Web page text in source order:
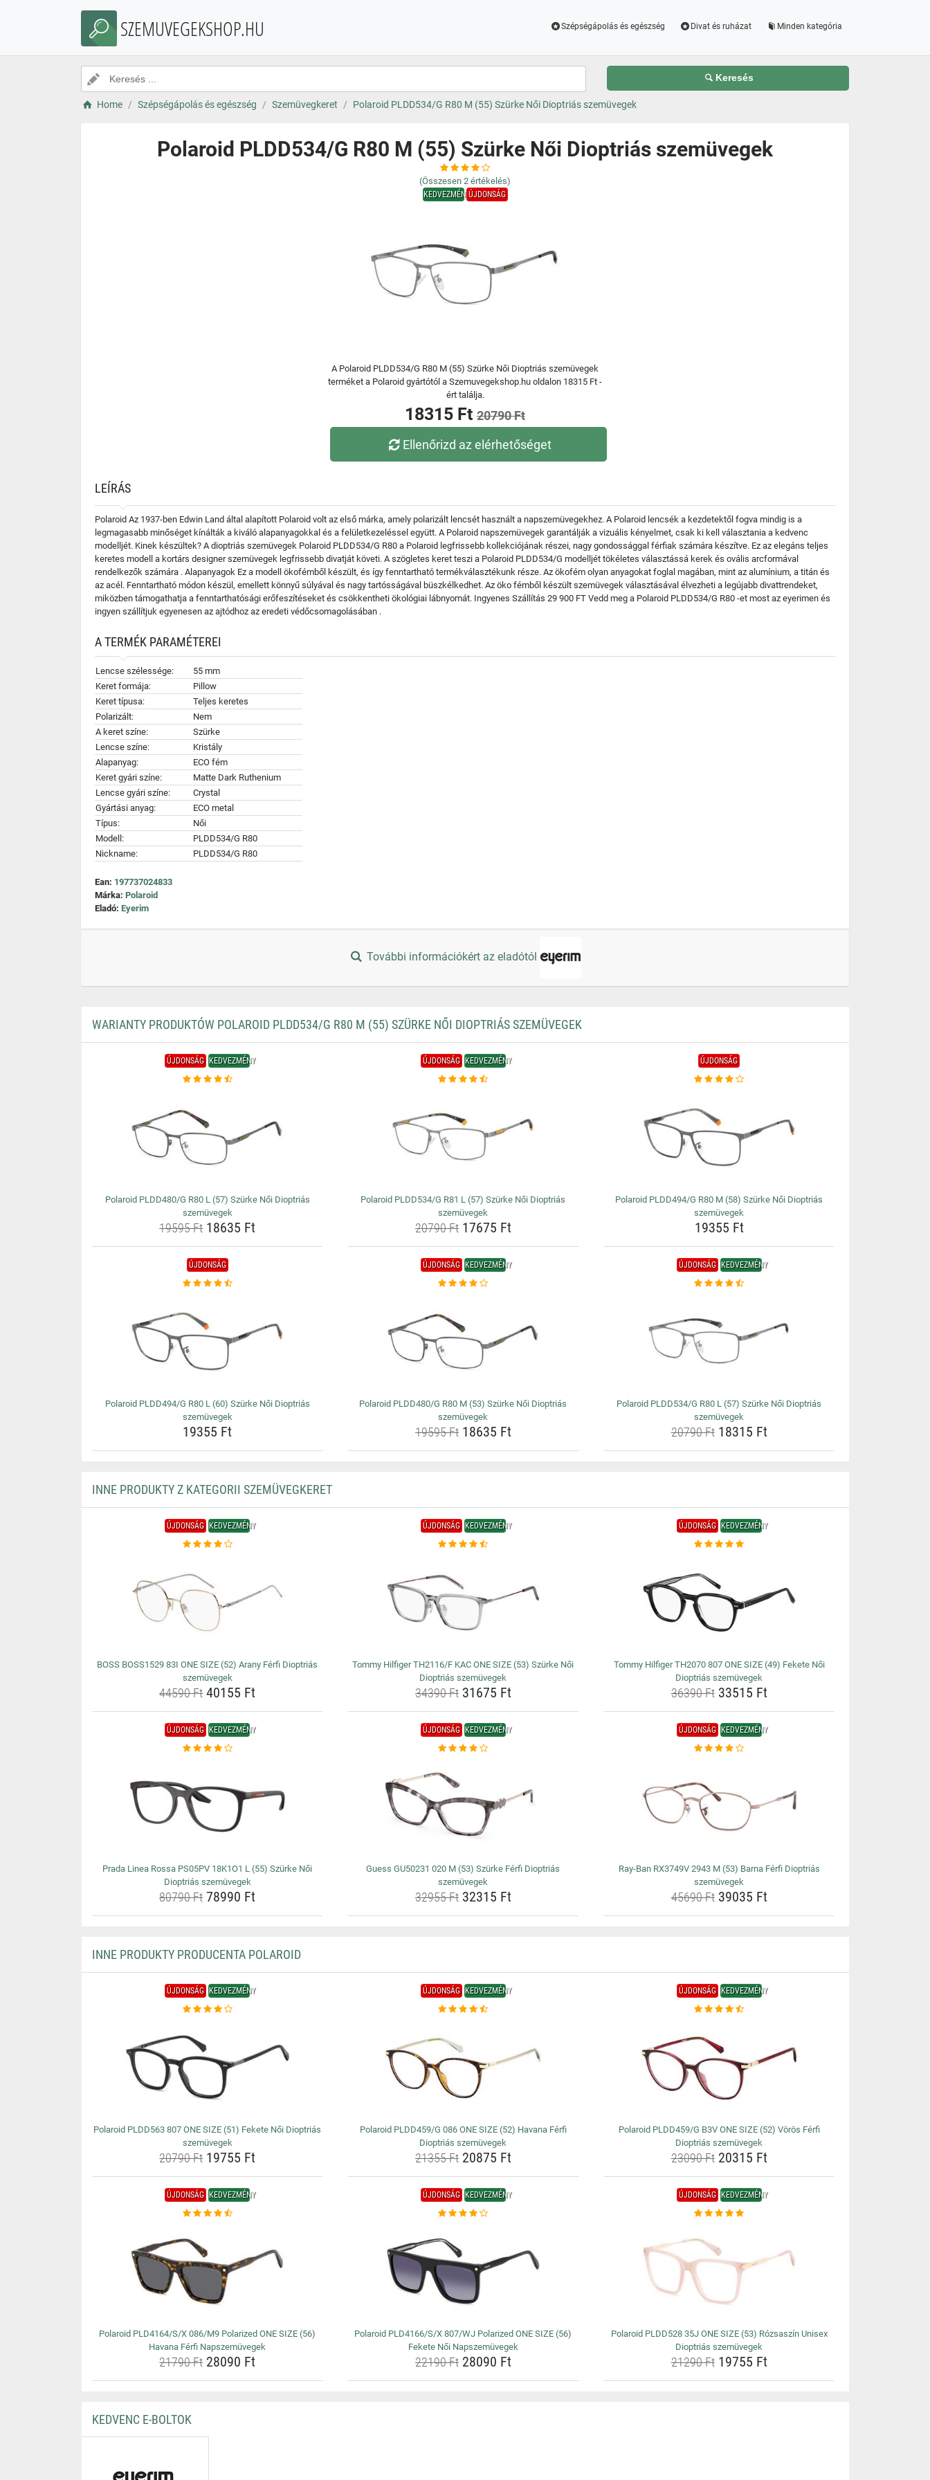
SZEMUVEGEKSHOP.HU Szépségápolás és egészség Divat és ruházat Minden kategória
Keresés
Home Szépségápolás és egészség Szemüvegkeret Polaroid PLDD534/G R80 M (55) Szürke Női Dioptriás szemüvegek
Polaroid PLDD534/G R80 M (55) Szürke Női Dioptriás szemüvegek
(Összesen 2 értékelés)
KEDVEZMÉNYÚJDONSÁG
A Polaroid PLDD534/G R80 M (55) Szürke Női Dioptriás szemüvegek
terméket a Polaroid gyártótól a Szemuvegekshop.hu oldalon 18315 Ft -
ért találja.
18315 Ft 20790 Ft
Ellenőrizd az elérhetőséget
LEÍRÁS
Polaroid Az 1937-ben Edwin Land által alapított Polaroid volt az első márka, amely polarizált lencsét használt a napszemüvegekhez. A Polaroid lencsék a kezdetektől fogva mindig is a
legmagasabb minőséget kínálták a kiváló alapanyagokkal és a felületkezeléssel együtt. A Polaroid napszemüvegek garantálják a vizuális kényelmet, csak ki kell választania a kedvenc
modelljét. Kinek készültek? A dioptriás szemüvegek Polaroid PLDD534/G R80 a Polaroid legfrissebb kollekciójának részei, nagy gondossággal férfiak számára készítve. Ez az elegáns teljes
keretes modell a kortárs designer szemüvegek legfrissebb divatját követi. A szögletes keret teszi a Polaroid PLDD534/G modelljét tökéletes választássá kerek és ovális arcformával
rendelkezők számára . Alapanyagok Ez a modell ökofémből készült, és így fenntartható termékválasztékunk része. Az ökofém olyan anyagokat foglal magában, mint az alumínium, a titán és
az acél. Fenntartható módon készül, emellett könnyű súlyával és nagy tartósságával büszkélkedhet. Az öko fémből készült szemüvegek választásával élvezheti a legújabb divattrendeket,
miközben támogathatja a fenntarthatósági erőfeszítéseket és csökkentheti ökológiai lábnyomát. Ingyenes Szállítás 29 900 FT Vedd meg a Polaroid PLDD534/G R80 -et most az eyerimen és
ingyen szállítjuk egyenesen az ajtódhoz az eredeti védőcsomagolásában .
A TERMÉK PARAMÉTEREI
Lencse szélessége:
55 mm
Keret formája:
Pillow
Keret típusa:
Teljes keretes
Polarizált:
Nem
A keret színe:
Szürke
Lencse színe:
Kristály
Alapanyag:
ECO fém
Keret gyári színe:
Matte Dark Ruthenium
Lencse gyári színe:
Crystal
Gyártási anyag:
ECO metal
Típus:
Női
Modell:
PLDD534/G R80
Nickname:
PLDD534/G R80
Ean: 197737024833
Márka: Polaroid
Eladó: Eyerim
További információkért az eladótól
WARIANTY PRODUKTÓW POLAROID PLDD534/G R80 M (55) SZÜRKE NŐI DIOPTRIÁS SZEMÜVEGEK
ÚJDONSÁG KEDVEZMÉNY
Polaroid PLDD480/G R80 L (57) Szürke Női Dioptriás
szemüvegek
19595 Ft18635 Ft
ÚJDONSÁG KEDVEZMÉNY
Polaroid PLDD534/G R81 L (57) Szürke Női Dioptriás
szemüvegek
20790 Ft17675 Ft
ÚJDONSÁG
Polaroid PLDD494/G R80 M (58) Szürke Női Dioptriás
szemüvegek
19355 Ft
ÚJDONSÁG
Polaroid PLDD494/G R80 L (60) Szürke Női Dioptriás
szemüvegek
19355 Ft
ÚJDONSÁG KEDVEZMÉNY
Polaroid PLDD480/G R80 M (53) Szürke Női Dioptriás
szemüvegek
19595 Ft18635 Ft
ÚJDONSÁG KEDVEZMÉNY
Polaroid PLDD534/G R80 L (57) Szürke Női Dioptriás
szemüvegek
20790 Ft18315 Ft
INNE PRODUKTY Z KATEGORII SZEMÜVEGKERET
ÚJDONSÁG KEDVEZMÉNY
BOSS BOSS1529 83I ONE SIZE (52) Arany Férfi Dioptriás
szemüvegek
44590 Ft40155 Ft
ÚJDONSÁG KEDVEZMÉNY
Tommy Hilfiger TH2116/F KAC ONE SIZE (53) Szürke Női
Dioptriás szemüvegek
34390 Ft31675 Ft
ÚJDONSÁG KEDVEZMÉNY
Tommy Hilfiger TH2070 807 ONE SIZE (49) Fekete Női
Dioptriás szemüvegek
36390 Ft33515 Ft
ÚJDONSÁG KEDVEZMÉNY
Prada Linea Rossa PS05PV 18K1O1 L (55) Szürke Női
Dioptriás szemüvegek
80790 Ft78990 Ft
ÚJDONSÁG KEDVEZMÉNY
Guess GU50231 020 M (53) Szürke Férfi Dioptriás
szemüvegek
32955 Ft32315 Ft
ÚJDONSÁG KEDVEZMÉNY
Ray-Ban RX3749V 2943 M (53) Barna Férfi Dioptriás
szemüvegek
45690 Ft39035 Ft
INNE PRODUKTY PRODUCENTA POLAROID
ÚJDONSÁG KEDVEZMÉNY
Polaroid PLDD563 807 ONE SIZE (51) Fekete Női Dioptriás
szemüvegek
20790 Ft19755 Ft
ÚJDONSÁG KEDVEZMÉNY
Polaroid PLDD459/G 086 ONE SIZE (52) Havana Férfi
Dioptriás szemüvegek
21355 Ft20875 Ft
ÚJDONSÁG KEDVEZMÉNY
Polaroid PLDD459/G B3V ONE SIZE (52) Vörös Férfi
Dioptriás szemüvegek
23090 Ft20315 Ft
ÚJDONSÁG KEDVEZMÉNY
Polaroid PLD4164/S/X 086/M9 Polarized ONE SIZE (56)
Havana Férfi Napszemüvegek
21790 Ft28090 Ft
ÚJDONSÁG KEDVEZMÉNY
Polaroid PLD4166/S/X 807/WJ Polarized ONE SIZE (56)
Fekete Női Napszemüvegek
22190 Ft28090 Ft
ÚJDONSÁG KEDVEZMÉNY
Polaroid PLDD528 35J ONE SIZE (53) Rózsaszín Unisex
Dioptriás szemüvegek
21290 Ft19755 Ft
KEDVENC E-BOLTOK